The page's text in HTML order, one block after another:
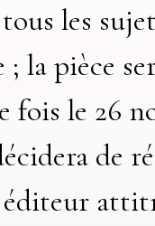
les
la pièce
fois le 26
de
éditeur